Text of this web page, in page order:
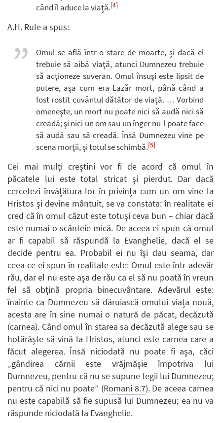
când îl aduce la viaţă.[4]
A.H. Rule a spus:
Omul se află într-o stare de moarte, şi dacă el
trebuie să aibă viaţă, atunci Dumnezeu trebuie
să acţioneze suveran. Omul însuşi este lipsit de
putere, aşa cum era Lazăr mort, până când a
fost rostit cuvântul dătător de viaţă. … Vorbind
omeneşte, un mort nu poate nici să audă nici să
creadă; şi nici un om sau un înger nu-l poate face
să audă sau să creadă. Însă Dumnezeu vine pe
scena morţii, şi totul se schimbă.[5]
Cei mai mulţi creştini vor fi de acord că omul în
păcatele lui este total stricat şi pierdut. Dar dacă
cercetezi învăţătura lor în privinţa cum un om vine la
Hristos şi devine mântuit, se va constata: în realitate ei
cred că în omul căzut este totuşi ceva bun – chiar dacă
este numai o scânteie mică. De aceea ei spun că omul
ar fi capabil să răspundă la Evanghelie, dacă el se
decide pentru ea. Probabil ei nu îşi dau seama, dar
ceea ce ei spun în realitate este: Omul este într-adevăr
rău, dar el nu este aşa de rău ca el să nu poată în vreun
fel să obţină propria binecuvântare. Adevărul este:
înainte ca Dumnezeu să dăruiască omului viaţa nouă,
acesta are în sine numai o natură de păcat, decăzută
(carnea). Când omul în starea sa decăzută alege sau se
hotărăşte să vină la Hristos, atunci este carnea care a
făcut alegerea. Însă niciodată nu poate fi aşa, căci
„gândirea cărnii este vrăjmăşie împotriva lui
Dumnezeu, pentru că nu se supune legii lui Dumnezeu;
pentru că nici nu poate” (Romani 8.7). De aceea carnea
nu este capabilă să fie supusă lui Dumnezeu; ea nu va
răspunde niciodată la Evanghelie.